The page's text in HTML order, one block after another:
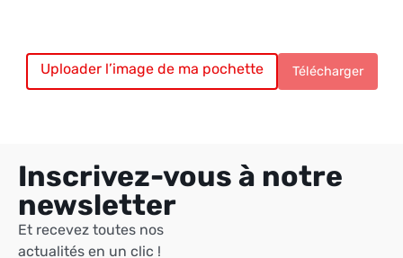
Chargement du vinyle…
Uploader l’image de ma pochette Télécharger
Inscrivez-vous à notre
newsletter
Et recevez toutes nos
actualités en un clic !